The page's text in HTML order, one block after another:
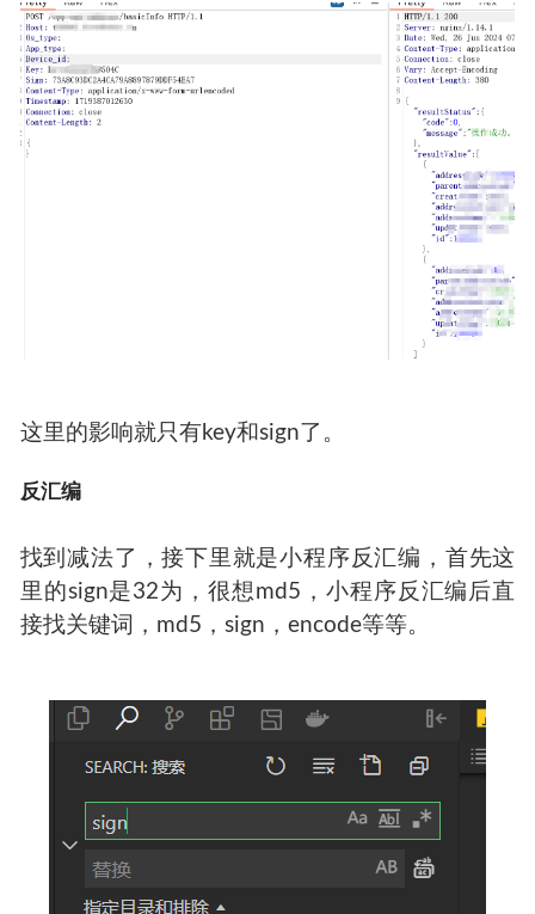
这里的影响就只有key和sign了。
反汇编
找到减法了，接下里就是小程序反汇编，首先这
里的sign是32为，很想md5，小程序反汇编后直
接找关键词，md5，sign，encode等等。